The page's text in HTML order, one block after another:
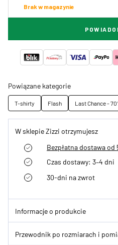
Brak w magazynie
Powiązane kategorie
T-shirty Flash Last Chance -
W sklepie Zizzi otrzymujesz
Bezpłatna dostawa od
Czas dostawy: 3–4 dni
30-dni na zwrot
Informacje o produkcie
Przewodnik po rozmiarach i